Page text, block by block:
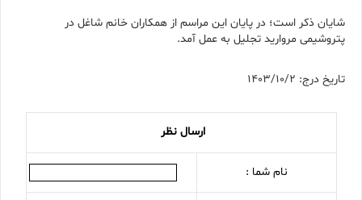
شایان ذکر است؛ در پایان این مراسم از همکاران خانم شاغل در
پتروشیمی مروارید تجلیل به عمل آمد.
تاریخ درج: 1403/10/2
ارسال نظر
نام شما :